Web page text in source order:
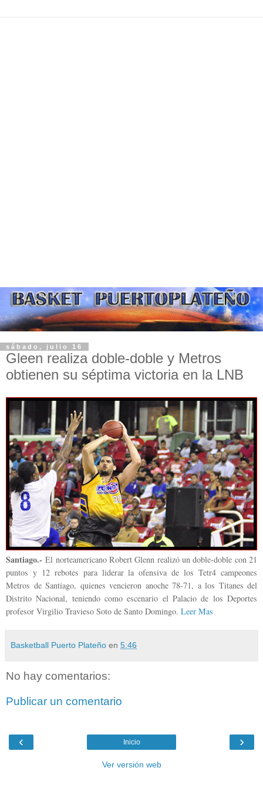
sábado, julio 16
Gleen realiza doble-doble y Metros
obtienen su séptima victoria en la LNB
Santiago.-El norteamericano Robert Glenn realizó un doble-doble con 21
puntos y 12 rebotes para liderar la ofensiva de los Tetr4 campeones
Metros de Santiago, quienes vencieron anoche 78-71, a los Titanes del
Distrito Nacional, teniendo como escenario el Palacio de los Deportes
profesor Virgilio Travieso Soto de Santo Domingo. Leer Mas
Basketball Puerto Plateño en 5:46
No hay comentarios:
Publicar un comentario
‹ ›
Inicio
Ver versión web